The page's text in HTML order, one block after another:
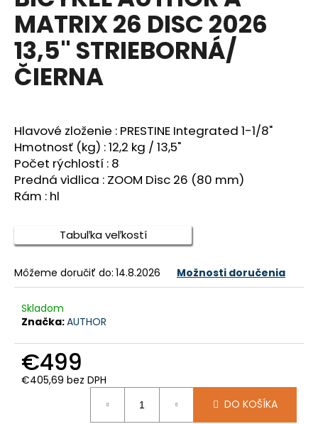
0,0
5
hviezdičiek.
MATRIX 26 DISC 2026
13,5" STRIEBORNÁ/
ČIERNA
Hlavové zloženie : PRESTINE Integrated 1-1/8"
Hmotnosť (kg) : 12,2 kg / 13,5"
Počet rýchlostí : 8
Predná vidlica : ZOOM Disc 26 (80 mm)
Rám : hl
Tabuľka veľkostí
Môžeme doručiť do: 14.8.2026 Možnosti doručenia
Skladom
Značka:AUTHOR
€499
€405,69 bez DPH
DO KOŠÍKA
á
j
s
ť
?
d
o
r
ú
č
m
e